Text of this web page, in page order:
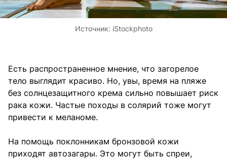
Источник: iStockphoto
Есть распространенное мнение, что загорелое
тело выглядит красиво. Но, увы, время на пляже
без солнцезащитного крема сильно повышает риск
рака кожи. Частые походы в солярий тоже могут
привести к меланоме.
На помощь поклонникам бронзовой кожи
приходят автозагары. Это могут быть спреи,